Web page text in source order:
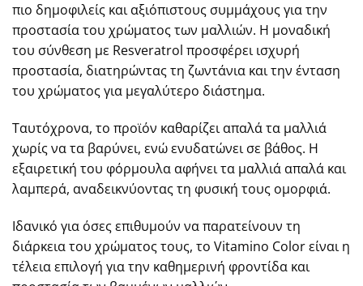
πιο δημοφιλείς και αξιόπιστους συμμάχους για την
προστασία του χρώματος των μαλλιών. Η μοναδική
του σύνθεση με Resveratrol προσφέρει ισχυρή
προστασία, διατηρώντας τη ζωντάνια και την ένταση
του χρώματος για μεγαλύτερο διάστημα.
Ταυτόχρονα, το προϊόν καθαρίζει απαλά τα μαλλιά
χωρίς να τα βαρύνει, ενώ ενυδατώνει σε βάθος. Η
εξαιρετική του φόρμουλα αφήνει τα μαλλιά απαλά και
λαμπερά, αναδεικνύοντας τη φυσική τους ομορφιά.
Ιδανικό για όσες επιθυμούν να παρατείνουν τη
διάρκεια του χρώματος τους, το Vitamino Color είναι η
τέλεια επιλογή για την καθημερινή φροντίδα και